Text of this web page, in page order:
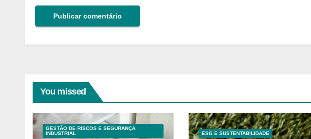
You missed
GESTÃO DE RISCOS E SEGURANÇA
INDUSTRIAL
ESG E SUSTENTABILIDADE